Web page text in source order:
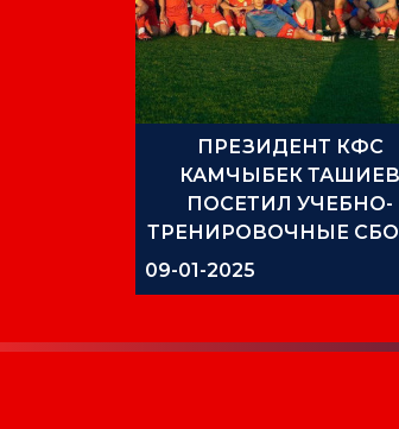
ПРЕЗИДЕНТ КФС
КАМЧЫБЕК ТАШИЕВ
ПОСЕТИЛ УЧЕБНО-
ТРЕНИРОВОЧНЫЕ
МОЛОДЕЖНОЙ
09-01-2025